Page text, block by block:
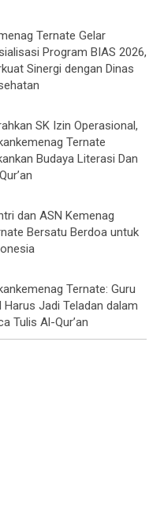
Ternate Gelar
Program BIAS 2026,
Sinergi dengan Dinas
SK Izin Operasional,
Ternate
Budaya Literasi Dan
dan ASN Kemenag
Bersatu Berdoa untuk
Ternate: Guru
Harus Jadi Teladan dalam
Tulis Al-Qur’an